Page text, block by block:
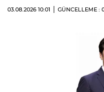
03.08.2026 10:01 GÜNCELLEME :